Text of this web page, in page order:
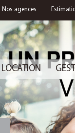
Nos agences
LOCATION